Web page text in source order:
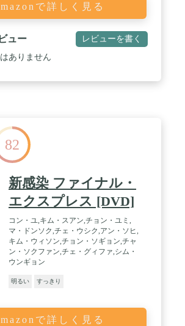
で詳しく見る
ュー レビューを書く
ありません
82
新感染 ファイナル・
エクスプレス [DVD]
コン・ユ,キム・スアン,チョン・ユミ,
マ・ドンソク,チェ・ウシク,アン・ソヒ,
キム・ウィソン,チョン・ソギョン,チャ
ン・ソクファン,チェ・グィファ,シム・
ウンギョン
明るい すっきり
で詳しく見る